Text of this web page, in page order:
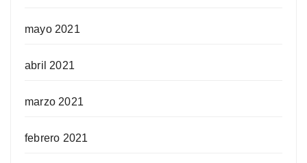
mayo 2021
abril 2021
marzo 2021
febrero 2021